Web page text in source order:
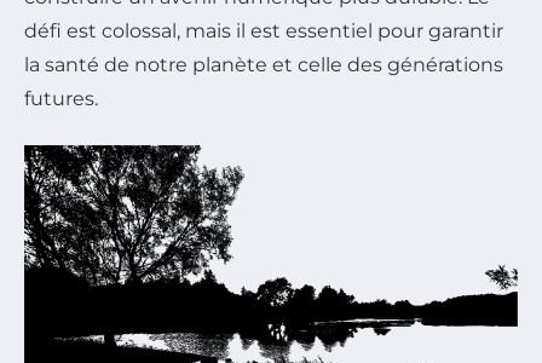
défi est colossal, mais il est essentiel pour garantir
la santé de notre planète et celle des générations
futures.